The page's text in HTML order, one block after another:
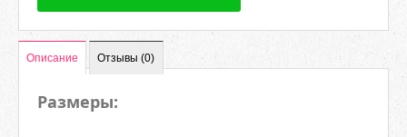
Описание Отзывы (0)
Размеры: